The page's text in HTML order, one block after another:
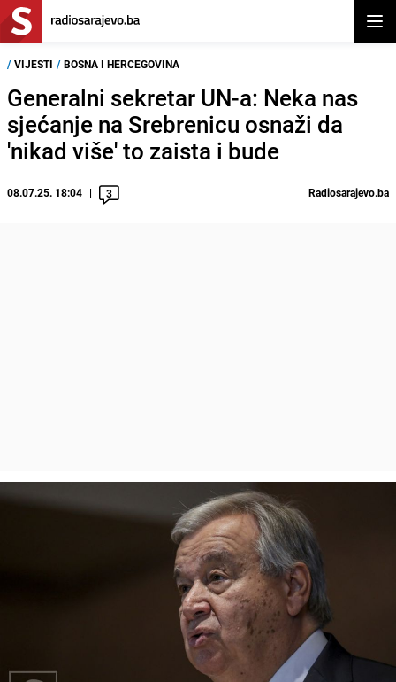
/ VIJESTI / BOSNA I HERCEGOVINA
Generalni sekretar UN-a: Neka nas
sjećanje na Srebrenicu osnaži da
'nikad više' to zaista i bude
08.07.25. 18:04 3 Radiosarajevo.ba